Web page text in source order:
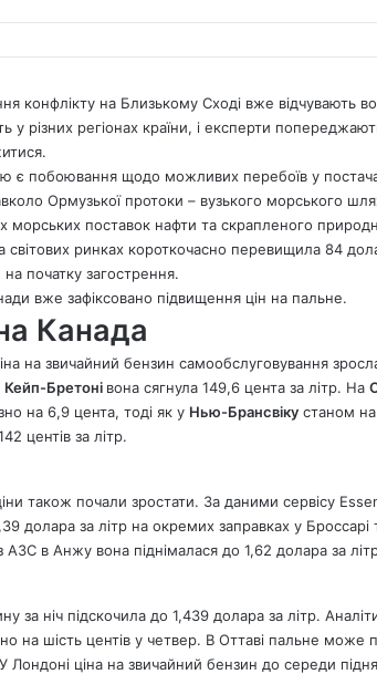
конфлікту на Близькому Сході вже відчувають
у різних регіонах країни, і експерти
є побоювання щодо можливих перебоїв у
Ормузької протоки – вузького морського
морських поставок нафти та скрапленого
світових ринках короткочасно перевищила 84
початку загострення.
вже зафіксовано підвищення цін на пальне.
Канада
на звичайний бензин самообслуговування
Кейп-Бретоні вона сягнула 149,6 цента за літр. На
на 6,9 цента, тоді як у Нью-Брансвіку станом
центів за літр.
також почали зростати. За даними сервісу
долара за літр на окремих заправках у Броссарі
АЗС в Анжу вона піднімалася до 1,62 долара за
за ніч підскочила до 1,439 долара за літр.
на шість центів у четвер. В Оттаві пальне може
Лондоні ціна на звичайний бензин до середи